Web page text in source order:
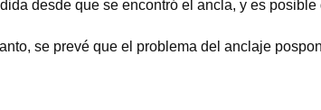
desde que se encontró el ancla, y es
se prevé que el problema del anclaje